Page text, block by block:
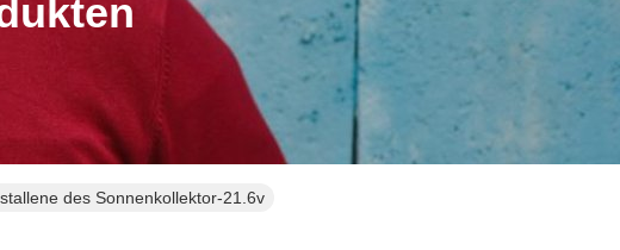
des Sonnenkollektor-21.6v